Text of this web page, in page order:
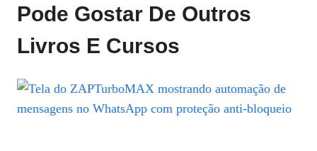
Pode Gostar De Outros
Livros E Cursos